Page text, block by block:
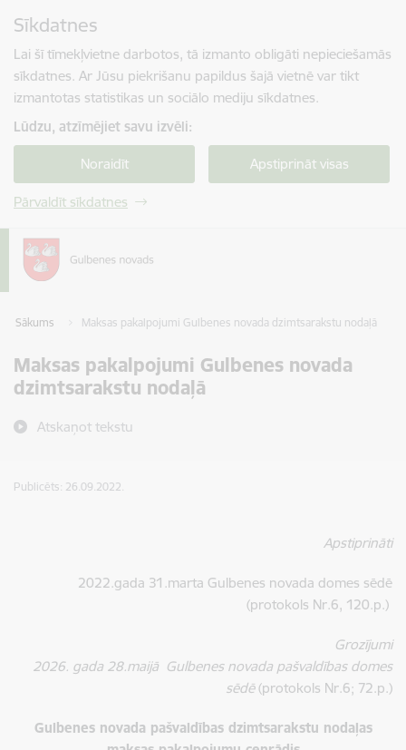
Sīkdatnes
Lai šī tīmekļvietne darbotos, tā izmanto obligāti nepieciešamās
sīkdatnes. Ar Jūsu piekrišanu papildus šajā vietnē var tikt
izmantotas statistikas un sociālo mediju sīkdatnes.
Lūdzu, atzīmējiet savu izvēli:
Noraidīt Apstiprināt visas
Pārvaldīt sīkdatnes
Sākums Maksas pakalpojumi Gulbenes novada dzimtsarakstu nodaļā
Maksas pakalpojumi Gulbenes novada
dzimtsarakstu nodaļā
Atskaņot tekstu
Publicēts: 26.09.2022.
Apstiprināti
2022.gada 31.marta Gulbenes novada domes sēdē
(protokols Nr.6, 120.p.)
Grozījumi
2026. gada 28.maijā Gulbenes novada pašvaldības domes
sēdē(protokols Nr.6; 72.p.)
Gulbenes novada pašvaldības dzimtsarakstu nodaļas